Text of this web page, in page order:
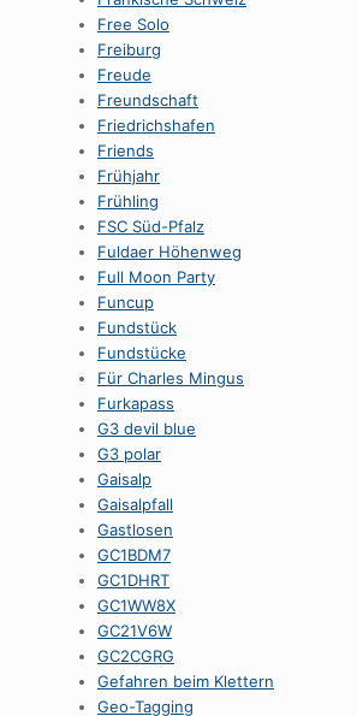
Free Solo
Freiburg
Freude
Freundschaft
Friedrichshafen
Friends
Frühjahr
Frühling
FSC Süd-Pfalz
Fuldaer Höhenweg
Full Moon Party
Funcup
Fundstück
Fundstücke
Für Charles Mingus
Furkapass
G3 devil blue
G3 polar
Gaisalp
Gaisalpfall
Gastlosen
GC1BDM7
GC1DHRT
GC1WW8X
GC21V6W
GC2CGRG
Gefahren beim Klettern
Geo-Tagging